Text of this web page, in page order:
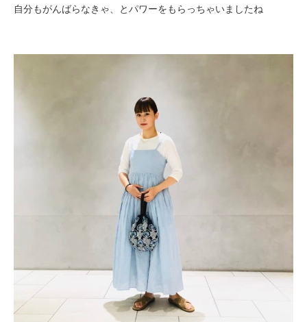
自分もがんばらなきゃ、とパワーをもらっちゃいましたね